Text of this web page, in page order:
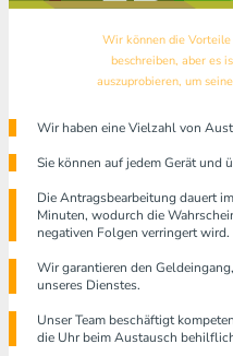
Wir können die Vorteile
beschreiben, aber es
auszuprobieren, um
Wir haben eine Vielzahl von
Sie können auf jedem Gerät und
Die Antragsbearbeitung dauert
Minuten, wodurch die
negativen Folgen verringert wird.
Wir garantieren den
unseres Dienstes.
Unser Team beschäftigt
die Uhr beim Austausch